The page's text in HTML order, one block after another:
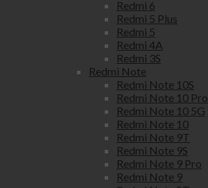
Redmi 6
Redmi 5 Plus
Redmi 5
Redmi 4A
Redmi 3S
Redmi Note
Redmi Note 10S
Redmi Note 10 Pro
Redmi Note 10 5G
Redmi Note 10
Redmi Note 9T
Redmi Note 9S
Redmi Note 9 Pro
Redmi Note 9